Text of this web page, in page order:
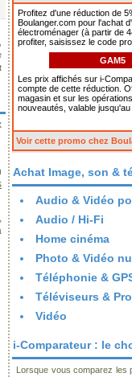
Profitez d'une réduction de
Boulanger.com pour l'achat
électroménager (à partir de
profiter, saisissez le code
GAM5
Les prix affichés sur i-
compte de cette réduction.
magasin et sur les
nouveautés, valable jusqu'au
Voir cette promo chez
Achat Image, son &
Audio & Vidéo
Audio / Hi-Fi
Home cinéma
Photo & Vidéo
Téléphonie &
Téléviseurs &
Vidéo
i-Comparateur : le
Lorsque vous comparez les